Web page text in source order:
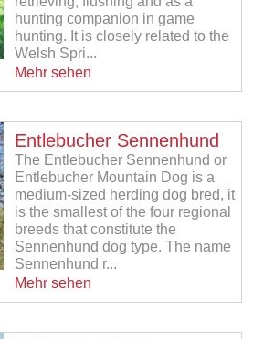
hunting companion in game
hunting. It is closely related to the
Welsh Spri...
Mehr sehen
Entlebucher Sennenhund
The Entlebucher Sennenhund or
Entlebucher Mountain Dog is a
medium-sized herding dog bred, it
is the smallest of the four regional
breeds that constitute the
Sennenhund dog type. The name
Sennenhund r...
Mehr sehen